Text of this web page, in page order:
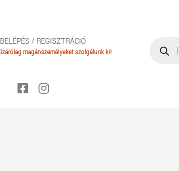
BELÉPÉS / REGISZTRÁCIÓ
search